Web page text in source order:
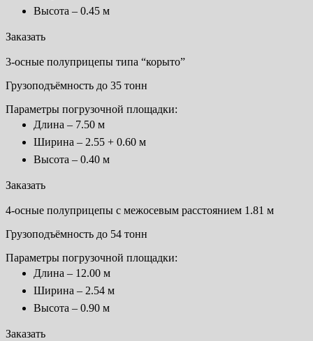
Высота – 0.45 м
Заказать
3-осные полуприцепы типа “корыто”
Грузоподъёмность до 35 тонн
Параметры погрузочной площадки:
Длина – 7.50 м
Ширина – 2.55 + 0.60 м
Высота – 0.40 м
Заказать
4-осные полуприцепы с межосевым расстоянием 1.81 м
Грузоподъёмность до 54 тонн
Параметры погрузочной площадки:
Длина – 12.00 м
Ширина – 2.54 м
Высота – 0.90 м
Заказать